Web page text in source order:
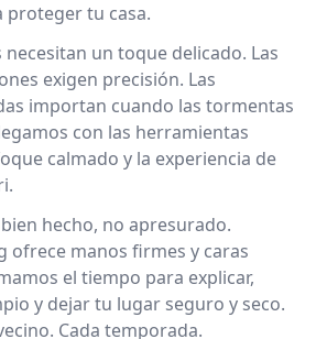
tu casa.
necesitan un toque delicado. Las
exigen precisión. Las
importan cuando las tormentas
con las herramientas
calmado y la experiencia de
hecho, no apresurado.
ofrece manos firmes y caras
el tiempo para explicar,
y dejar tu lugar seguro y seco.
Cada temporada.